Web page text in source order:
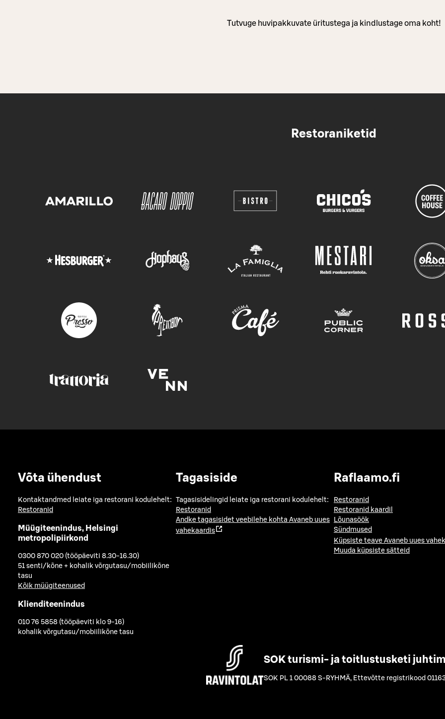
Tutvuge huvipakkuvate üritustega ja kindlustage oma koht!
Restoraniketid
Võta ühendust
Kontaktandmed leiate iga restorani kodulehelt:
Restoranid
Müügiteenindus, Helsingi
metropolipiirkond
0300 870 020 (tööpäeviti 8.30-16.30)
51 senti/kõne + kohalik võrgutasu/mobiilikõne
tasu
Kõik müügiteenused
Klienditeenindus
010 76 5858 (tööpäeviti klo 9-16)
kohalik võrgutasu/mobiilikõne tasu
Tagasiside
Tagasisidelingid leiate iga restorani kodulehelt:
Restoranid
Andke tagasisidet veebilehe kohta Avaneb uues
vahekaardis
Raflaamo.fi
Restoranid
Restoranid kaardil
Lõunasöök
Sündmused
Küpsiste teave Avaneb uues
Muuda küpsiste sätteid
SOK turismi- ja toitlustusketi
SOK PL 1 00088 S-RYHMÄ, Ettevõtte registrikood